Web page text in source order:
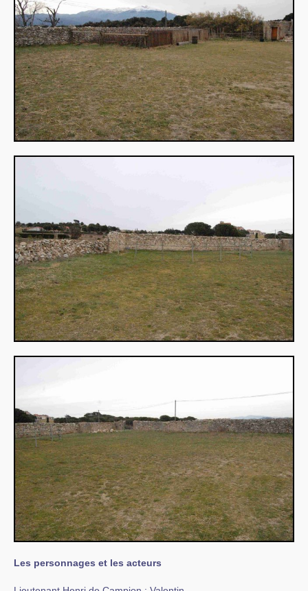
Les personnages et les acteurs